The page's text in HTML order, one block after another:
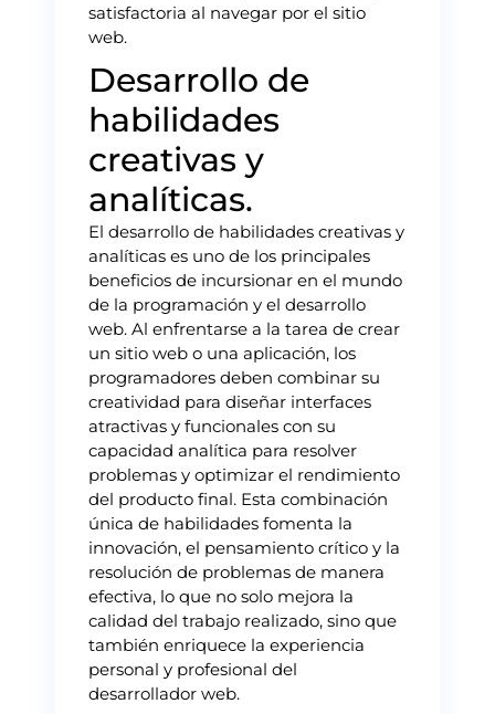
satisfactoria al navegar por el sitio
web.
Desarrollo de
habilidades
creativas y
analíticas.
El desarrollo de habilidades creativas y
analíticas es uno de los principales
beneficios de incursionar en el mundo
de la programación y el desarrollo
web. Al enfrentarse a la tarea de crear
un sitio web o una aplicación, los
programadores deben combinar su
creatividad para diseñar interfaces
atractivas y funcionales con su
capacidad analítica para resolver
problemas y optimizar el rendimiento
del producto final. Esta combinación
única de habilidades fomenta la
innovación, el pensamiento crítico y la
resolución de problemas de manera
efectiva, lo que no solo mejora la
calidad del trabajo realizado, sino que
también enriquece la experiencia
personal y profesional del
desarrollador web.